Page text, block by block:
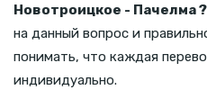
Новотроицкое - Пачелма
на данный вопрос и
понимать, что каждая
индивидуально.